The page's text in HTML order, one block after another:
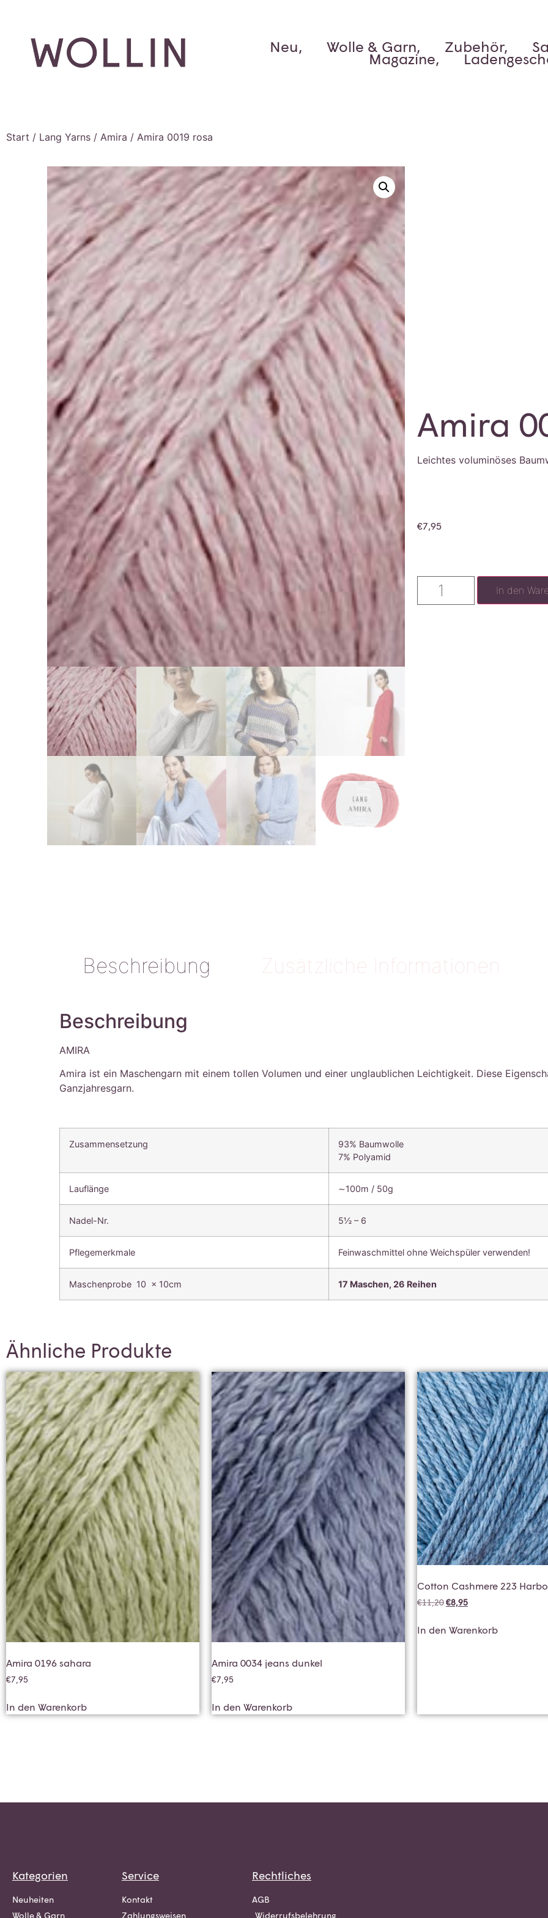
Neu, Wolle & Garn, Zubehör,
Magazine,
Start / Lang Yarns / Amira / Amira 0019 rosa
Amira
Leichtes voluminöses
€7,95
In den
Beschreibung Zusätzliche Informationen
Beschreibung
AMIRA
Amira ist ein Maschengarn mit einem tollen Volumen und einer unglaublichen Leichtigkeit. Diese
Ganzjahresgarn.
Zusammensetzung
93% Baumwolle
7% Polyamid
Lauflänge ∼100m / 50g
Nadel-Nr. 5½ – 6
Pflegemerkmale Feinwaschmittel ohne Weichspüler verwenden!
Maschenprobe 10 x 10cm 17 Maschen, 26 Reihen
Ähnliche Produkte
Amira 0196 sahara
€7,95
In den Warenkorb
Amira 0034 jeans dunkel
€7,95
In den Warenkorb
Cotton Cashmere 223
€11,20€8,95
In den Warenkorb
Kategorien
Neuheiten
Wolle & Garn
Service
Kontakt
Zahlungsweisen
Rechtliches
AGB
Widerrufsbelehrung